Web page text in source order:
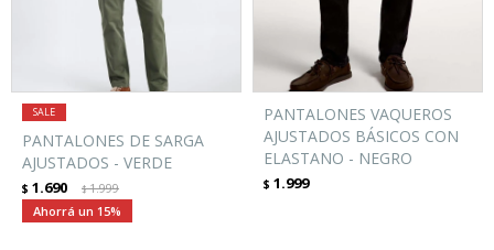
PANTALONES DE SARGA
AJUSTADOS - VERDE
$ 1.690 $1.999
15
PANTALONES VAQUEROS
AJUSTADOS BÁSICOS CON
ELASTANO - NEGRO
$ 1.999